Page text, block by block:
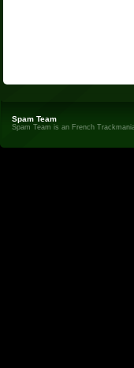
Spam Team
Spam Team is an French